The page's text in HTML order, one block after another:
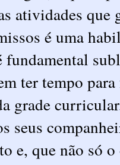
atividades
é uma
fundamental
ter tempo
grade
seus
e, que não só